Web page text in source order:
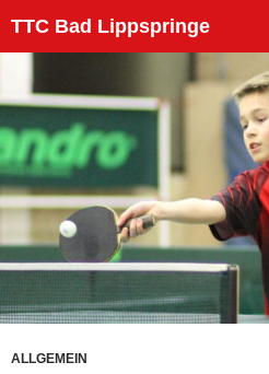
Inhalt
TTC Bad Lippspringe
ALLGEMEIN